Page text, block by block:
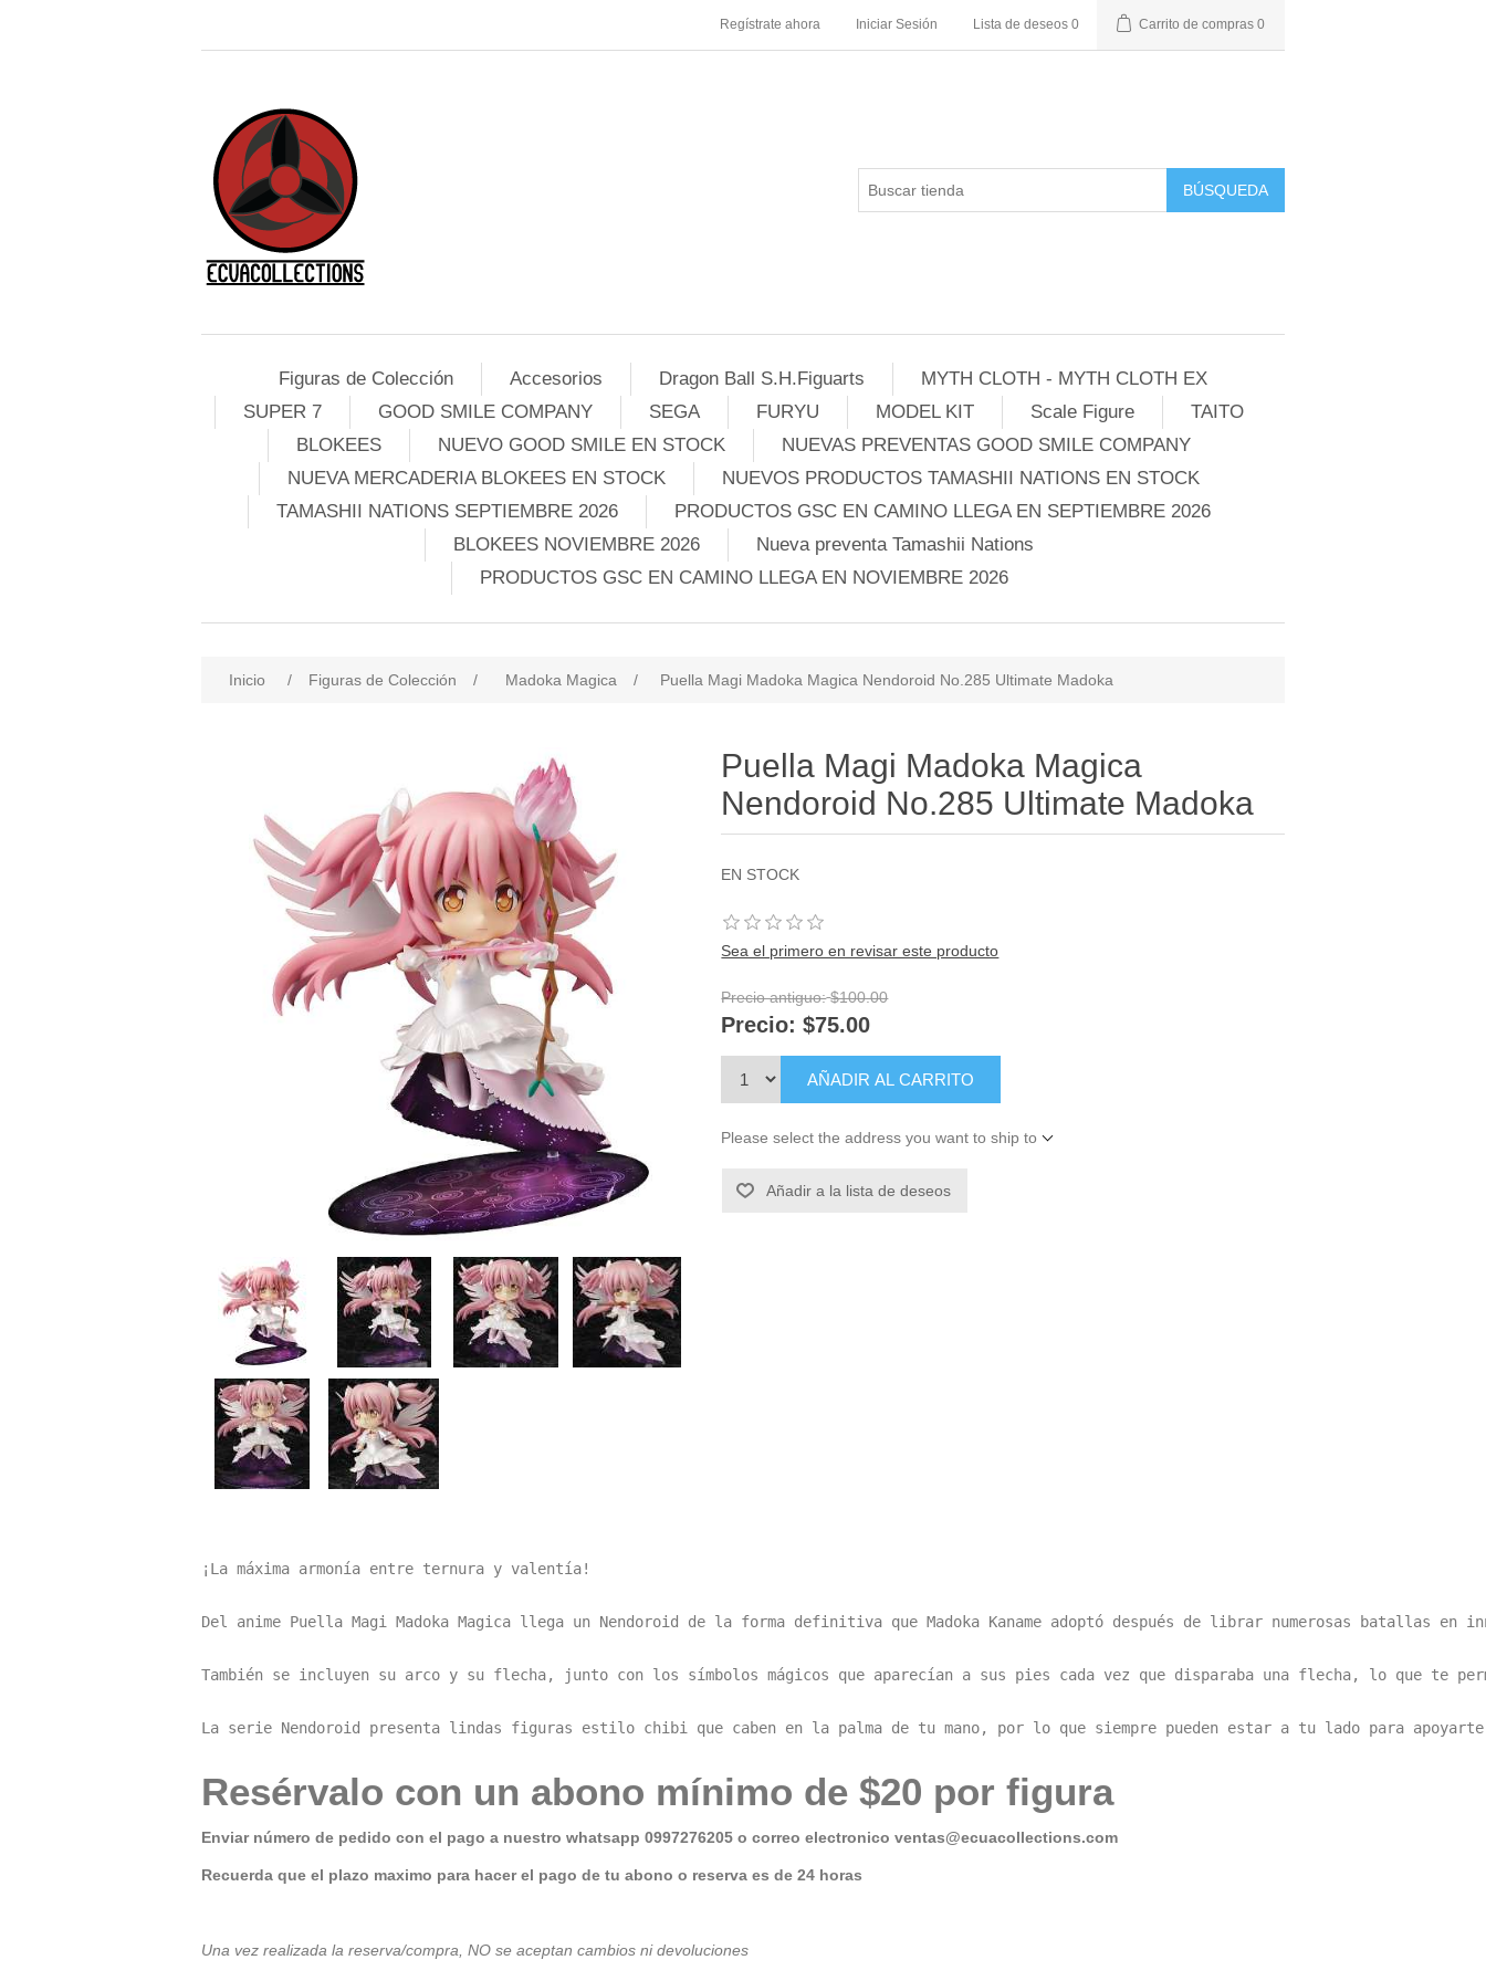
Regístrate ahora Iniciar Sesión Lista de deseos 0 Carrito de compras 0
BÚSQUEDA
Figuras de Colección Accesorios Dragon Ball S.H.Figuarts
MYTH CLOTH - MYTH CLOTH EX
SUPER 7
GOOD SMILE COMPANY SEGA FURYU MODEL KIT Scale Figure
TAITO
BLOKEES
NUEVO GOOD SMILE EN STOCK
NUEVAS PREVENTAS GOOD SMILE COMPANY
NUEVA MERCADERIA BLOKEES EN STOCK
NUEVOS PRODUCTOS TAMASHII NATIONS EN STOCK
TAMASHII NATIONS SEPTIEMBRE 2026
PRODUCTOS GSC EN CAMINO LLEGA EN SEPTIEMBRE 2026
BLOKEES NOVIEMBRE 2026
Nueva preventa Tamashii Nations
PRODUCTOS GSC EN CAMINO LLEGA EN NOVIEMBRE 2026
Inicio / Figuras de Colección / Madoka Magica / Puella Magi Madoka Magica Nendoroid No.285 Ultimate Madoka
Puella Magi Madoka Magica
Nendoroid No.285 Ultimate Madoka
EN STOCK
Sea el primero en revisar este producto
Precio antiguo: $100.00
Precio: $75.00
AÑADIR AL CARRITO
Please select the address you want to ship to
Añadir a la lista de deseos
¡La máxima armonía entre ternura y valentía!
Del anime Puella Magi Madoka Magica llega un Nendoroid de la forma definitiva que Madoka Kaname adoptó después de librar numerosas batallas
También se incluyen su arco y su flecha, junto con los símbolos mágicos que aparecían a sus pies cada vez que disparaba una flecha, lo que te
La serie Nendoroid presenta lindas figuras estilo chibi que caben en la palma de tu mano, por lo que siempre pueden estar a tu lado para
Resérvalo con un abono mínimo de $20 por figura
Enviar número de pedido con el pago a nuestro whatsapp 0997276205 o correo electronico ventas@ecuacollections.com
Recuerda que el plazo maximo para hacer el pago de tu abono o reserva es de 24 horas
Una vez realizada la reserva/compra, NO se aceptan cambios ni devoluciones